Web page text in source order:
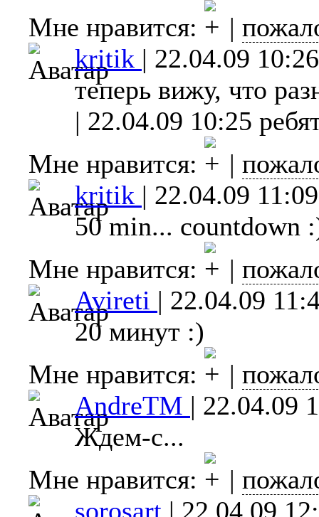
Мне нравится:
|
kritik | 22.04.09 10:26
теперь вижу, что
| 22.04.09 10:25
Мне нравится:
|
kritik | 22.04.09 11:09
50 min... countdown
Мне нравится:
|
Avireti | 22.04.09
20 минут :)
Мне нравится:
|
AndreTM | 22.04.09
Ждем-с...
Мне нравится:
|
sorosart | 22.04.09